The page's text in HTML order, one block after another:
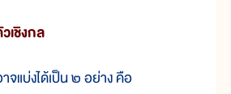
เชิงกล
จแบ่งได้เป็น ๒ อย่าง คือ